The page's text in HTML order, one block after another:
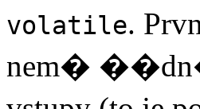
volatile.
nem�